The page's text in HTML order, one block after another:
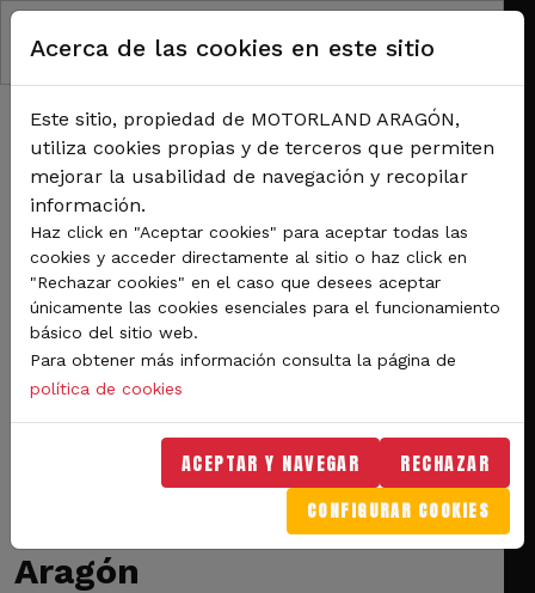
Pasar al contenido principal
RUTA DE NAVEGACIÓN
Los equipos de MotoGP visten el paddock de MotorLand a tan sólo dos días del
comienzo del Gran Premio GoPro de Aragón
Los equipos de MotoGP
visten el paddock de
MotorLand a tan sólo dos
días del comienzo del
Gran Premio GoPro de
Aragón
Acerca de las cookies en este sitio
Este sitio, propiedad de MOTORLAND ARAGÓN,
utiliza cookies propias y de terceros que permiten
mejorar la usabilidad de navegación y recopilar
información.
Haz click en "Aceptar cookies" para aceptar todas las
cookies y acceder directamente al sitio o haz click en
"Rechazar cookies" en el caso que desees aceptar
únicamente las cookies esenciales para el funcionamiento
básico del sitio web.
Para obtener más información consulta la página de
política de cookies
ACEPTAR Y NAVEGAR RECHAZAR
CONFIGURAR COOKIES